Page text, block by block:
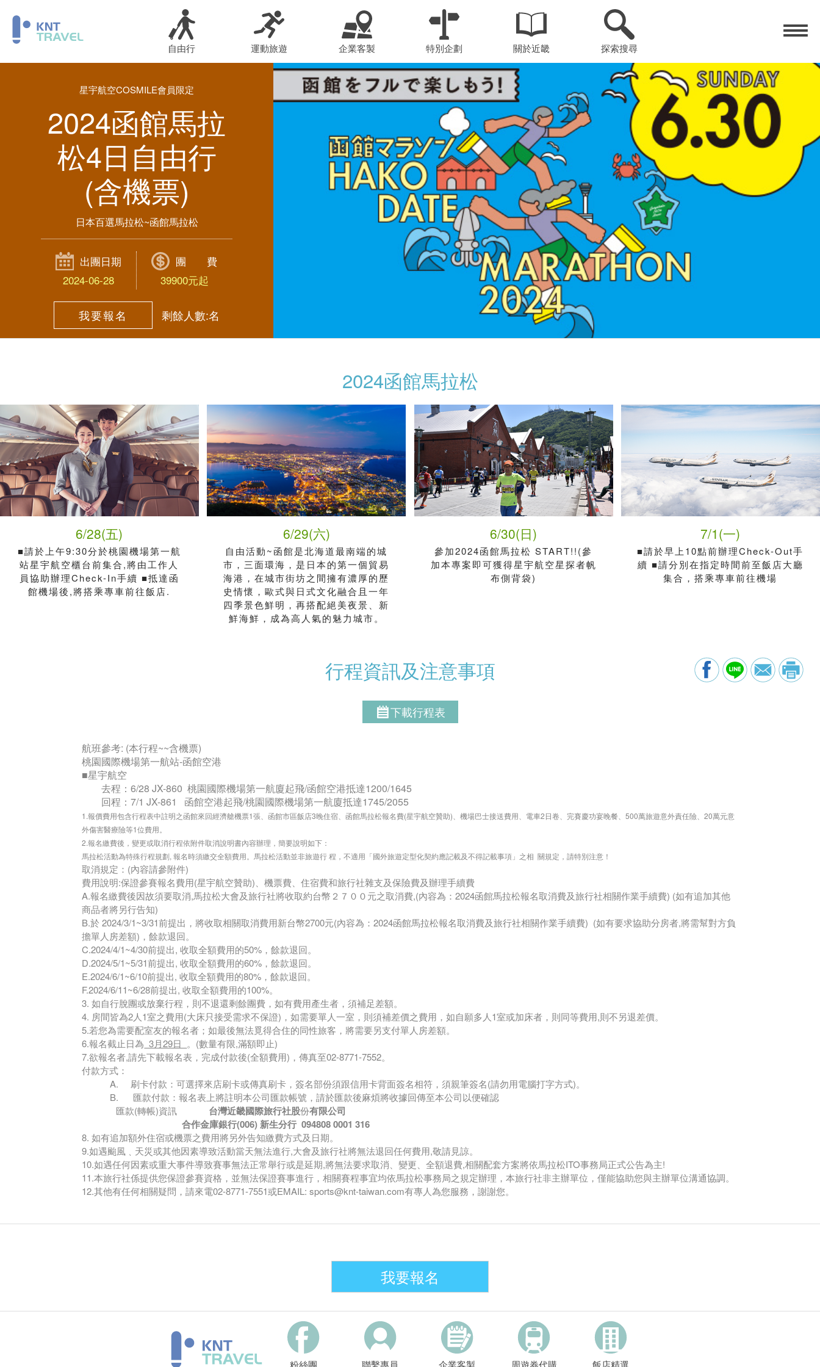
自由行 運動旅遊 企業客製 特別企劃 關於近畿 探索搜尋
星宇航空COSMILE會員限定
2024函館馬拉
松4日自由行
(含機票)
日本百選馬拉松~函館馬拉松
出團日期
2024-06-28
團 費
39900元起
我要報名 剩餘人數:名
2024函館馬拉松
6/28(五)
■請於上午9:30分於桃園機場第一航
站星宇航空櫃台前集合,將由工作人
員協助辦理Check-In手續 ■抵達函
館機場後,將搭乘專車前往飯店.
6/29(六)
自由活動~函館是北海道最南端的城
市，三面環海，是日本的第一個貿易
海港，在城市街坊之間擁有濃厚的歷
史情懷，歐式與日式文化融合且一年
四季景色鮮明，再搭配絕美夜景、新
鮮海鮮，成為高人氣的魅力城市。
6/30(日)
參加2024函館馬拉松 START!!(參
加本專案即可獲得星宇航空星探者帆
布側背袋)
7/1(一)
■請於早上10點前辦理Check-Out手
續 ■請分別在指定時間前至飯店大廳
集合，搭乘專車前往機場
行程資訊及注意事項
下載行程表
航班參考: (本行程~~含機票)
桃園國際機場第一航站-函館空港
■星宇航空
去程：6/28 JX-860 桃園國際機場第一航廈起飛/函館空港抵達1200/1645
回程：7/1 JX-861 函館空港起飛/桃園國際機場第一航廈抵達1745/2055
1.報價費用包含行程表中註明之函館來回經濟艙機票1張、函館市區飯店3晚住宿、函館馬拉松報名費(星宇航空贊助)、機場巴士接送費用、電車2日卷、完賽慶功宴晚餐、500萬旅遊意外責任險、20萬元意
外傷害醫療險等1位費用。
2.報名繳費後，變更或取消行程依附件取消說明書內容辦理，簡要說明如下：
馬拉松活動為特殊行程規劃, 報名時須繳交全額費用。馬拉松活動並非旅遊行 程，不適用「國外旅遊定型化契約應記載及不得記載事項」之相 關規定，請特別注意！
取消規定：(內容請參附件)
費用說明:保證參賽報名費用(星宇航空贊助)、機票費、住宿費和旅行社雜支及保險費及辦理手續費
A.報名繳費後因故須要取消,馬拉松大會及旅行社將收取約台幣２７００元之取消費,(內容為：2024函館馬拉松報名取消費及旅行社相關作業手續費) (如有追加其他
商品者將另行告知)
B.於 2024/3/1~3/31前提出，將收取相關取消費用新台幣2700元(內容為：2024函館馬拉松報名取消費及旅行社相關作業手續費) (如有要求協助分房者,將需幫對方負
擔單人房差額)，餘款退回。
C.2024/4/1~4/30前提出, 收取全額費用的50%，餘款退回。
D.2024/5/1~5/31前提出, 收取全額費用的60%，餘款退回。
E.2024/6/1~6/10前提出, 收取全額費用的80%，餘款退回。
F.2024/6/11~6/28前提出, 收取全額費用的100%。
3. 如自行脫團或放棄行程，則不退還剩餘團費，如有費用產生者，須補足差額。
4. 房間皆為2人1室之費用(大床只接受需求不保證)，如需要單人一室，則須補差價之費用，如自願多人1室或加床者，則同等費用,則不另退差價。
5.若您為需要配室友的報名者；如最後無法覓得合住的同性旅客，將需要另支付單人房差額。
6.報名截止日為 3月29日 。(數量有限,滿額即止)
7.欲報名者,請先下載報名表，完成付款後(全額費用)，傳真至02-8771-7552。
付款方式：
A. 刷卡付款：可選擇來店刷卡或傳真刷卡，簽名部份須跟信用卡背面簽名相符，須親筆簽名(請勿用電腦打字方式)。
B. 匯款付款：報名表上將註明本公司匯款帳號，請於匯款後麻煩將收據回傳至本公司以便確認
匯款(轉帳)資訊 台灣近畿國際旅行社股份有限公司
合作金庫銀行(006) 新生分行 094808 0001 316
8. 如有追加額外住宿或機票之費用將另外告知繳費方式及日期。
9.如遇颱風﹑天災或其他因素導致活動當天無法進行,大會及旅行社將無法退回任何費用,敬請見諒。
10.如遇任何因素或重大事件導致賽事無法正常舉行或是延期,將無法要求取消、變更、全額退費,相關配套方案將依馬拉松ITO事務局正式公告為主!
11.本旅行社係提供您保證參賽資格，並無法保證賽事進行，相關賽程事宜均依馬拉松事務局之規定辦理，本旅行社非主辦單位，僅能協助您與主辦單位溝通協調。
12.其他有任何相關疑問，請來電02-8771-7551或EMAIL: sports@knt-taiwan.com有專人為您服務，謝謝您。
我要報名
粉絲團 聯繫專員 企業客製 周遊券代購 飯店精選